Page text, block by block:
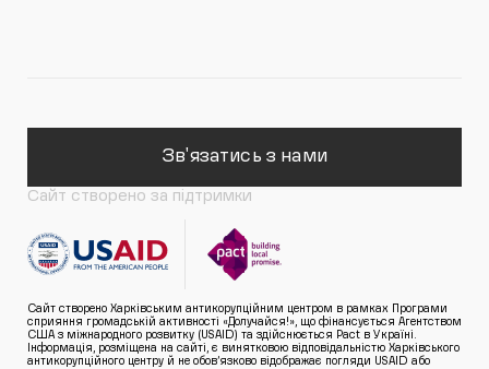
Зв'язатись з нами
Сайт створено за підтримки
Сайт створено Харківським антикорупційним центром в рамках Програми
сприяння громадській активності «Долучайся!», що фінансується Агентством
США з міжнародного розвитку (USAID) та здійснюється Pact в Україні.
Інформація, розміщена на сайті, є винятковою відповідальністю Харківського
антикорупційного центру й не обов’язково відображає погляди USAID або